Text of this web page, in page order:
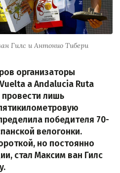
Гилс и Антонио Тибери
организаторы
a Andalucia Ruta
лишь
победителя 70-
велогонки.
но постоянно
стал Максим ван Гилс